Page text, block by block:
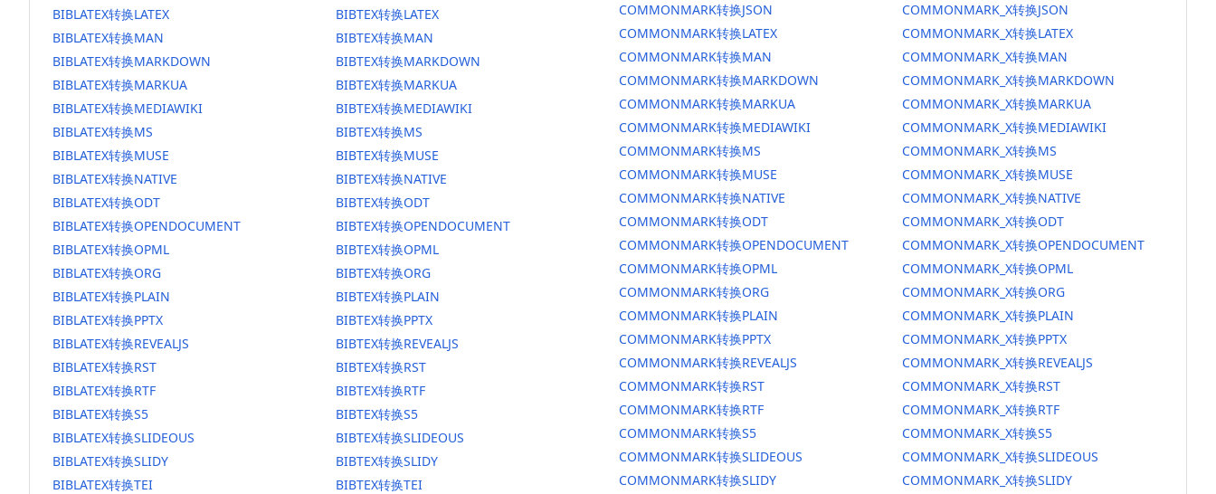
BIBLATEX转换LATEX
BIBLATEX转换MAN
BIBLATEX转换MARKDOWN
BIBLATEX转换MARKUA
BIBLATEX转换MEDIAWIKI
BIBLATEX转换MS
BIBLATEX转换MUSE
BIBLATEX转换NATIVE
BIBLATEX转换ODT
BIBLATEX转换OPENDOCUMENT
BIBLATEX转换OPML
BIBLATEX转换ORG
BIBLATEX转换PLAIN
BIBLATEX转换PPTX
BIBLATEX转换REVEALJS
BIBLATEX转换RST
BIBLATEX转换RTF
BIBLATEX转换S5
BIBLATEX转换SLIDEOUS
BIBLATEX转换SLIDY
BIBLATEX转换TEI
BIBTEX转换LATEX
BIBTEX转换MAN
BIBTEX转换MARKDOWN
BIBTEX转换MARKUA
BIBTEX转换MEDIAWIKI
BIBTEX转换MS
BIBTEX转换MUSE
BIBTEX转换NATIVE
BIBTEX转换ODT
BIBTEX转换OPENDOCUMENT
BIBTEX转换OPML
BIBTEX转换ORG
BIBTEX转换PLAIN
BIBTEX转换PPTX
BIBTEX转换REVEALJS
BIBTEX转换RST
BIBTEX转换RTF
BIBTEX转换S5
BIBTEX转换SLIDEOUS
BIBTEX转换SLIDY
BIBTEX转换TEI
COMMONMARK转换JSON
COMMONMARK转换LATEX
COMMONMARK转换MAN
COMMONMARK转换MARKDOWN
COMMONMARK转换MARKUA
COMMONMARK转换MEDIAWIKI
COMMONMARK转换MS
COMMONMARK转换MUSE
COMMONMARK转换NATIVE
COMMONMARK转换ODT
COMMONMARK转换OPENDOCUMENT
COMMONMARK转换OPML
COMMONMARK转换ORG
COMMONMARK转换PLAIN
COMMONMARK转换PPTX
COMMONMARK转换REVEALJS
COMMONMARK转换RST
COMMONMARK转换RTF
COMMONMARK转换S5
COMMONMARK转换SLIDEOUS
COMMONMARK转换SLIDY
COMMONMARK_X转换JSON
COMMONMARK_X转换LATEX
COMMONMARK_X转换MAN
COMMONMARK_X转换MARKDOWN
COMMONMARK_X转换MARKUA
COMMONMARK_X转换MEDIAWIKI
COMMONMARK_X转换MS
COMMONMARK_X转换MUSE
COMMONMARK_X转换NATIVE
COMMONMARK_X转换ODT
COMMONMARK_X转换OPENDOCUMENT
COMMONMARK_X转换OPML
COMMONMARK_X转换ORG
COMMONMARK_X转换PLAIN
COMMONMARK_X转换PPTX
COMMONMARK_X转换REVEALJS
COMMONMARK_X转换RST
COMMONMARK_X转换RTF
COMMONMARK_X转换S5
COMMONMARK_X转换SLIDEOUS
COMMONMARK_X转换SLIDY